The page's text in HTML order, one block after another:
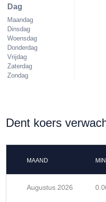
Dag
Maandag
Dinsdag
Woensdag
Donderdag
Vrijdag
Zaterdag
Zondag
Dent koers
MAAND
Augustus 2026